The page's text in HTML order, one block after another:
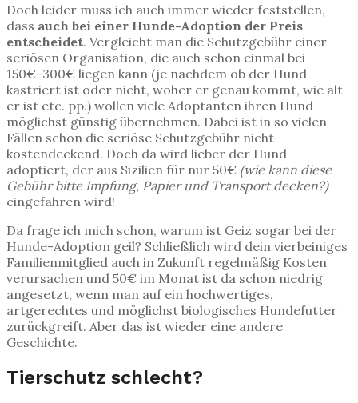
Doch leider muss ich auch immer wieder feststellen,
dass auch bei einer Hunde-Adoption der Preis
entscheidet. Vergleicht man die Schutzgebühr einer
seriösen Organisation, die auch schon einmal bei
150€-300€ liegen kann (je nachdem ob der Hund
kastriert ist oder nicht, woher er genau kommt, wie alt
er ist etc. pp.) wollen viele Adoptanten ihren Hund
möglichst günstig übernehmen. Dabei ist in so vielen
Fällen schon die seriöse Schutzgebühr nicht
kostendeckend. Doch da wird lieber der Hund
adoptiert, der aus Sizilien für nur 50€ (wie kann diese
Gebühr bitte Impfung, Papier und Transport decken?)
eingefahren wird!
Da frage ich mich schon, warum ist Geiz sogar bei der
Hunde-Adoption geil? Schließlich wird dein vierbeiniges
Familienmitglied auch in Zukunft regelmäßig Kosten
verursachen und 50€ im Monat ist da schon niedrig
angesetzt, wenn man auf ein hochwertiges,
artgerechtes und möglichst biologisches Hundefutter
zurückgreift. Aber das ist wieder eine andere
Geschichte.
Tierschutz schlecht?